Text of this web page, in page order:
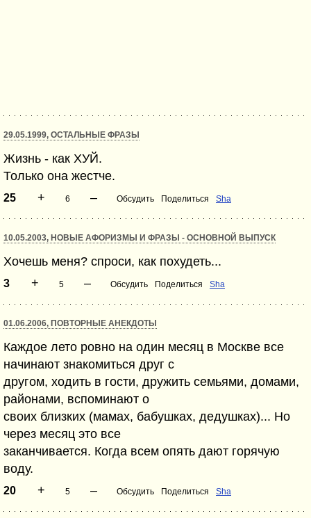
29.05.1999, ОСТАЛЬНЫЕ ФРАЗЫ
Жизнь - как ХУЙ.
Только она жестче.
25 + 6 – Обсудить Поделиться Sha
10.05.2003, НОВЫЕ АФОРИЗМЫ И ФРАЗЫ - ОСНОВНОЙ ВЫПУСК
Хочешь меня? спроси, как похудеть...
3 + 5 – Обсудить Поделиться Sha
01.06.2006, ПОВТОРНЫЕ АНЕКДОТЫ
Каждое лето ровно на один месяц в Москве все
начинают знакомиться друг с
другом, ходить в гости, дружить семьями, домами,
районами, вспоминают о
своих близких (мамах, бабушках, дедушках)... Но
через месяц это все
заканчивается. Когда всем опять дают горячую
воду.
20 + 5 – Обсудить Поделиться Sha